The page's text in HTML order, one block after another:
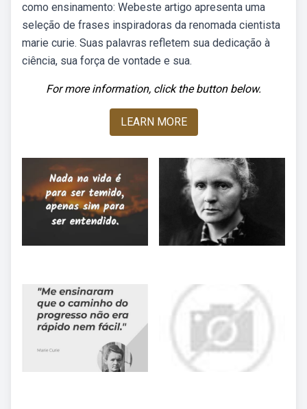
como ensinamento: Webeste artigo apresenta uma
seleção de frases inspiradoras da renomada cientista
marie curie. Suas palavras refletem sua dedicação à
ciência, sua força de vontade e sua.
For more information, click the button below.
LEARN MORE